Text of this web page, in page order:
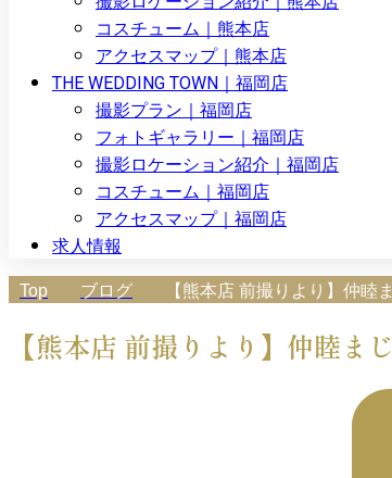
コスチューム｜熊本店
アクセスマップ｜熊本店
THE WEDDING TOWN｜福岡店
撮影プラン｜福岡店
フォトギャラリー｜福岡店
撮影ロケーション紹介｜福岡店
コスチューム｜福岡店
アクセスマップ｜福岡店
求人情報
Top ブログ 【熊本店 前撮りより】仲睦
【熊本店 前撮りより】仲睦ま